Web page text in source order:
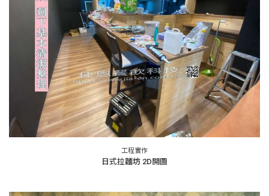
工程實作
日式拉麵坊 2D開圖